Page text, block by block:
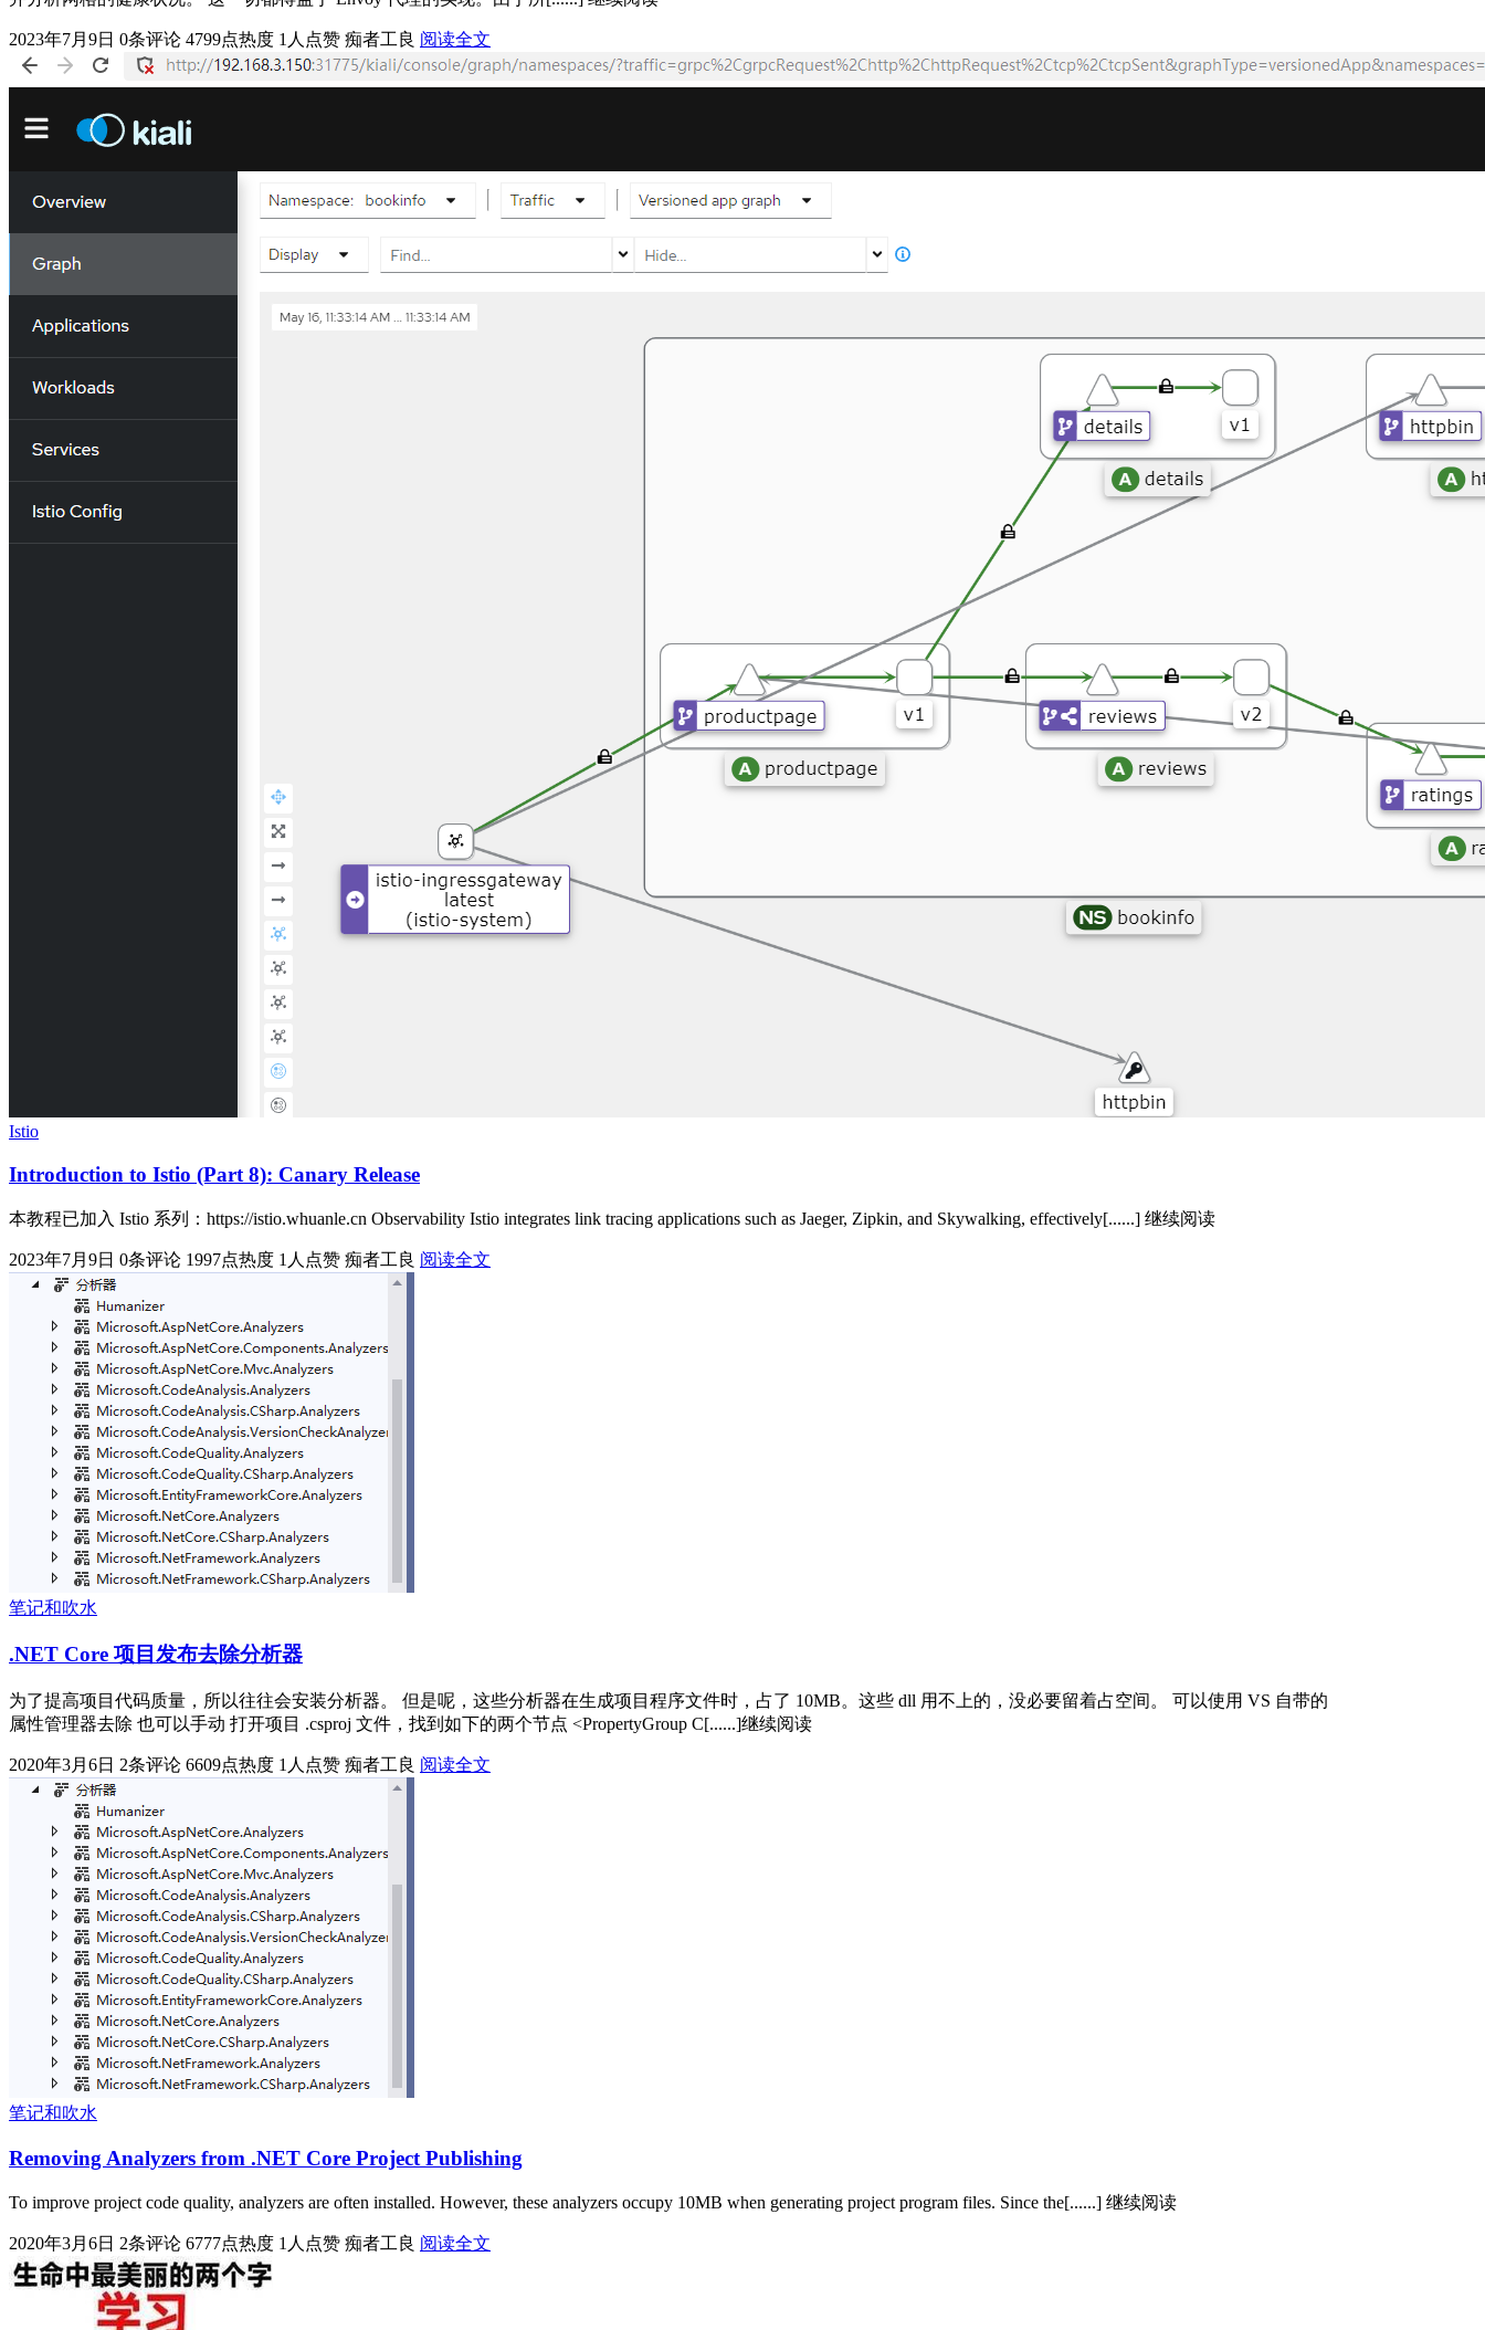
2023年7月9日 0条评论 4799点热度 1人点赞 痴者工良 阅读全文
Istio
Introduction to Istio (Part 8): Canary Release
本教程已加入 Istio 系列：https://istio.whuanle.cn Observability Istio integrates link tracing applications such as Jaeger, Zipkin, and Skywalking, effectively[......] 继续阅读
2023年7月9日 0条评论 1997点热度 1人点赞 痴者工良 阅读全文
笔记和吹水
.NET Core 项目发布去除分析器
为了提高项目代码质量，所以往往会安装分析器。 但是呢，这些分析器在生成项目程序文件时，占了 10MB。这些 dll 用不上的，没必要留着占空间。 可以使用 VS 自带的
属性管理器去除 也可以手动 打开项目 .csproj 文件，找到如下的两个节点 <PropertyGroup C[......]继续阅读
2020年3月6日 2条评论 6609点热度 1人点赞 痴者工良 阅读全文
笔记和吹水
Removing Analyzers from .NET Core Project Publishing
To improve project code quality, analyzers are often installed. However, these analyzers occupy 10MB when generating project program files. Since the[......] 继续阅读
2020年3月6日 2条评论 6777点热度 1人点赞 痴者工良 阅读全文